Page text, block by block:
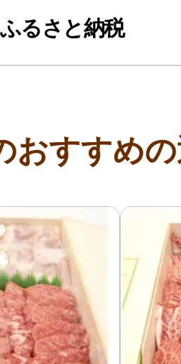
ミュレーション
ラレルワーカー
主・フリーラン
・フリーランス
税の基礎知識
るさと納税
おすすめ